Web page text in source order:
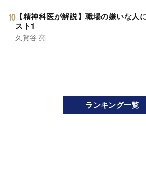
【精神科医が解説】職場の嫌いな人
スト1
久賀谷 亮
ランキング一覧